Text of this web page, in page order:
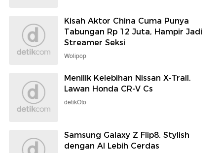
Kisah Aktor China Cuma Punya
Tabungan Rp 12 Juta, Hampir Jadi
Streamer Seksi
Wolipop
Menilik Kelebihan Nissan X-Trail,
Lawan Honda CR-V Cs
detikOto
Samsung Galaxy Z Flip8, Stylish
dengan AI Lebih Cerdas